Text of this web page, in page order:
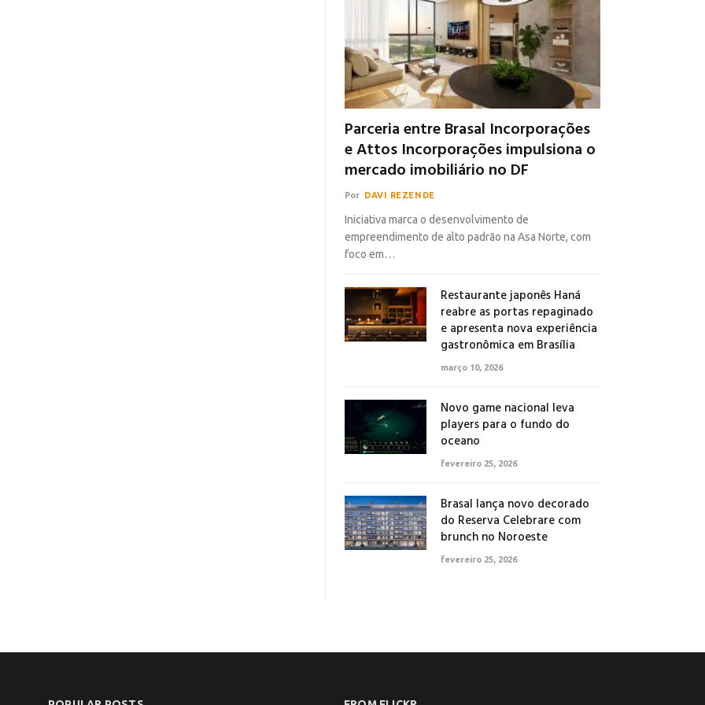
Parceria entre Brasal Incorporações
e Attos Incorporações impulsiona o
mercado imobiliário no DF
Por DAVI REZENDE
Iniciativa marca o desenvolvimento de
empreendimento de alto padrão na Asa Norte, com
foco em…
Restaurante japonês Haná
reabre as portas repaginado
e apresenta nova experiência
gastronômica em Brasília
março 10, 2026
Novo game nacional leva
players para o fundo do
oceano
fevereiro 25, 2026
Brasal lança novo decorado
do Reserva Celebrare com
brunch no Noroeste
fevereiro 25, 2026